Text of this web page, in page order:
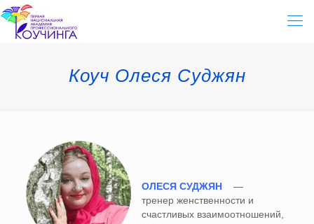
Коуч Олеся Суджян
ОЛЕСЯ СУДЖЯН—
тренер женственности и
счастливых взаимоотношений,